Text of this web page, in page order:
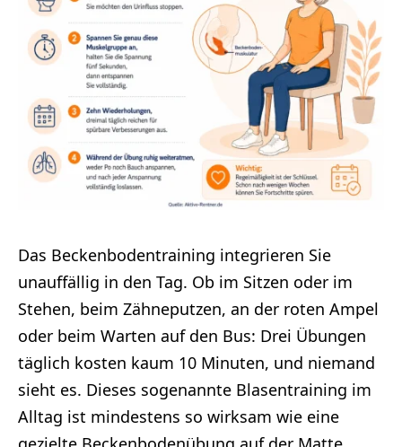
Das Beckenbodentraining integrieren Sie
unauffällig in den Tag. Ob im Sitzen oder im
Stehen, beim Zähneputzen, an der roten Ampel
oder beim Warten auf den Bus: Drei Übungen
täglich kosten kaum 10 Minuten, und niemand
sieht es. Dieses sogenannte Blasentraining im
Alltag ist mindestens so wirksam wie eine